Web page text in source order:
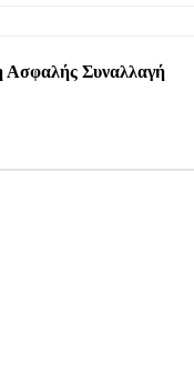
Ασφαλής Συναλλαγή